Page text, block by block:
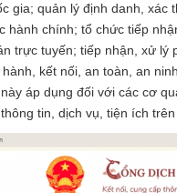
gia; quản lý định danh, xác
hành chính; tổ chức tiếp
trực tuyến; tiếp nhận, xử lý
kết nối, an toàn, an
áp dụng đối với các cơ
tin, dịch vụ, tiện ích